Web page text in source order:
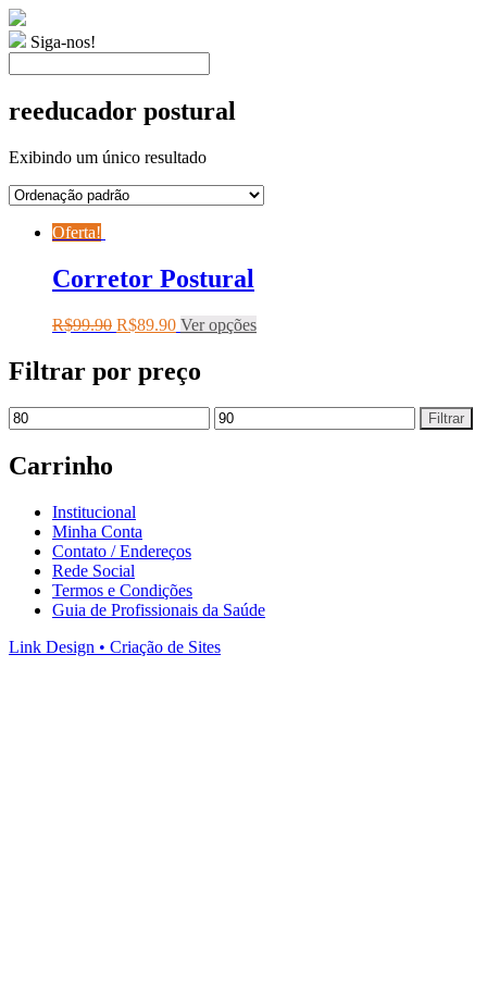
Siga-nos!
reeducador postural
Exibindo um único resultado
Oferta!
Corretor Postural
R$99.90 R$89.90 Ver opções
Filtrar por preço
Filtrar
Carrinho
Institucional
Minha Conta
Contato / Endereços
Rede Social
Termos e Condições
Guia de Profissionais da Saúde
Link Design • Criação de Sites